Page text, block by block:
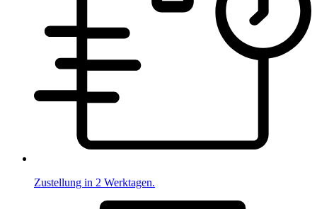
Zustellung in 2 Werktagen.